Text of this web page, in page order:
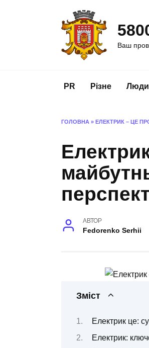
Ваш
PR Різне Люди
ГОЛОВНА » ЕЛЕКТРИК – ЦЕ
АВТОР
Fedorenko Serhii
Зміст
Електрик це:
Електрик: